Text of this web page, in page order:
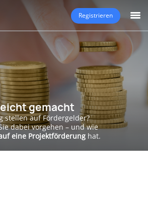
Registrieren
gemacht
stellen auf Fördergelder?
dabei vorgehen – und wie
eine Projektförderung hat.